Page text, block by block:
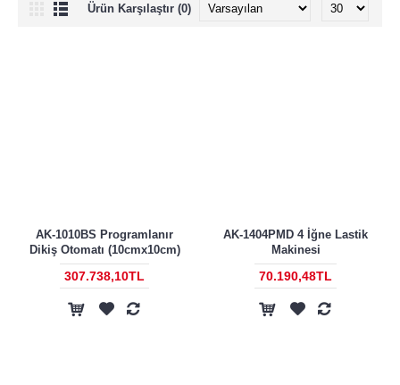
Ürün Karşılaştır (0)
AK-1010BS Programlanır
Dikiş Otomatı (10cmx10cm)
307.738,10TL
AK-1404PMD 4 İğne Lastik
Makinesi
70.190,48TL